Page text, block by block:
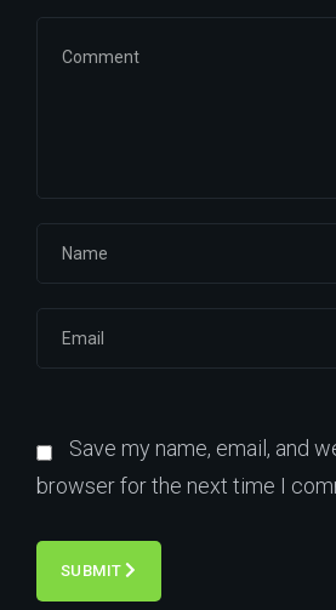
Save my name, email, and
browser for the next time I
SUBMIT